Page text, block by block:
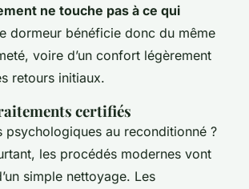
ne touche pas à ce qui
dormeur bénéficie donc du même
voire d’un confort légèrement
retours initiaux.
certifiés
psychologiques au reconditionné ?
les procédés modernes vont
simple nettoyage. Les